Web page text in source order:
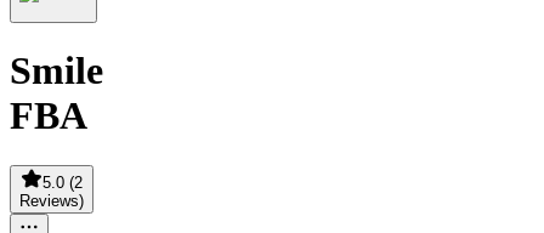
Smile
FBA
5.0(2
Reviews)